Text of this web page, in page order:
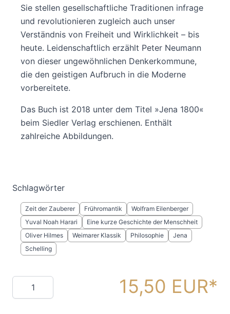
Sie stellen gesellschaftliche Traditionen infrage
und revolutionieren zugleich auch unser
Verständnis von Freiheit und Wirklichkeit – bis
heute. Leidenschaftlich erzählt Peter Neumann
von dieser ungewöhnlichen Denkerkommune,
die den geistigen Aufbruch in die Moderne
vorbereitete.
Das Buch ist 2018 unter dem Titel »Jena 1800«
beim Siedler Verlag erschienen. Enthält
zahlreiche Abbildungen.
Schlagwörter
Zeit der Zauberer Frühromantik
Wolfram Eilenberger
Yuval Noah Harari
Eine kurze Geschichte der Menschheit
Oliver Hilmes
Weimarer Klassik Philosophie
Jena
Schelling
Menge 15,50 EUR